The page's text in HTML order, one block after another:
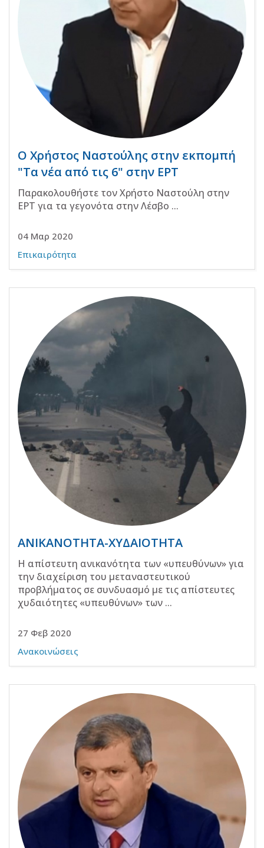
Ο Χρήστος Ναστούλης στην εκπομπή
"Τα νέα από τις 6" στην ΕΡΤ
Παρακολουθήστε τον Χρήστο Ναστούλη στην
ΕΡΤ για τα γεγονότα στην Λέσβο ...
04 Μαρ 2020
Επικαιρότητα
ΑΝΙΚΑΝΟΤΗΤΑ-ΧΥΔΑΙΟΤΗΤΑ
Η απίστευτη ανικανότητα των «υπευθύνων» για
την διαχείριση του μεταναστευτικού
προβλήματος σε συνδυασμό με τις απίστευτες
χυδαιότητες «υπευθύνων» των ...
27 Φεβ 2020
Ανακοινώσεις